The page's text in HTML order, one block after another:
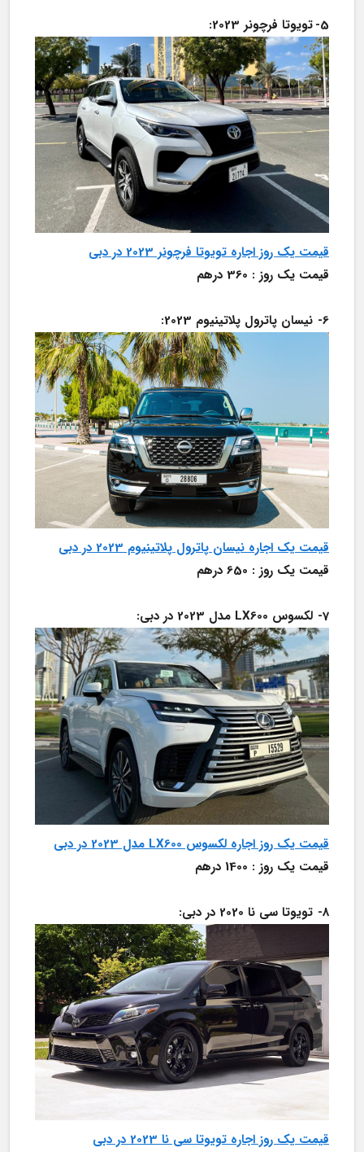
5-	تویوتا فرچونر 2023:
قیمت یک روز اجاره تویوتا فرچونر 2023 در دبی
قیمت یک روز : 360 درهم
6-	نیسان پاترول پلاتینیوم 2023:
قیمت یک اجاره نیسان پاترول پلاتینیوم 2023 در دبی
قیمت یک روز : 650 درهم
7-	لکسوس LX600 مدل 2023 در دبی:
قیمت یک روز اجاره لکسوس LX600 مدل 2023 در دبی
قیمت یک روز : 1400 درهم
8-	تویوتا سی نا 2020 در دبی:
قیمت یک روز اجاره تویوتا سی نا 2023 در دبی